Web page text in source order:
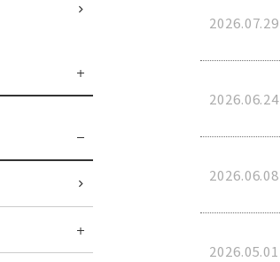
2026.07.29
2026.06.24
2026.06.08
2026.05.01